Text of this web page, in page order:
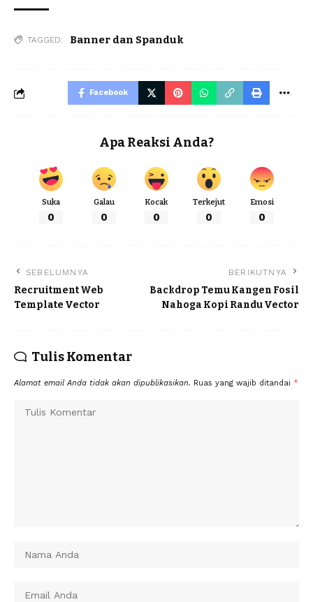
TAGGED: Banner dan Spanduk
Facebook
Apa Reaksi Anda?
Suka
0
Galau
0
Kocak
0
Terkejut
0
Emosi
0
SEBELUMNYA
Recruitment Web
Template Vector
BERIKUTNYA
Backdrop Temu Kangen Fosil
Nahoga Kopi Randu Vector
Tulis Komentar
Alamat email Anda tidak akan dipublikasikan. Ruas yang wajib ditandai *